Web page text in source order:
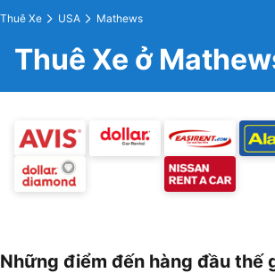
Thuê Xe USA Mathews
Thuê Xe ở
Những điểm đến hàng đầu thế